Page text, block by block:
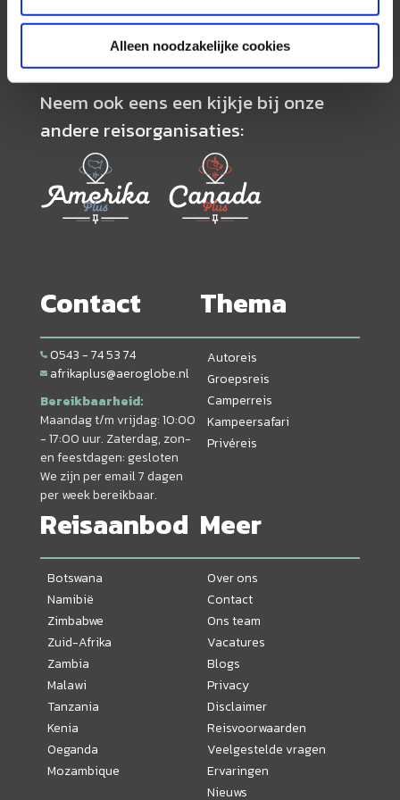
Alleen noodzakelijke cookies
volledig op maat worden samengesteld.
Neem ook eens een kijkje bij onze
andere reisorganisaties:
Contact
0543 - 74 53 74
afrikaplus@aeroglobe.nl
Bereikbaarheid:
Maandag t/m vrijdag: 10:00
- 17:00 uur. Zaterdag, zon-
en feestdagen: gesloten
We zijn per email 7 dagen
per week bereikbaar.
Thema
Autoreis
Groepsreis
Camperreis
Kampeersafari
Privéreis
Reisaanbod
Botswana
Namibië
Zimbabwe
Zuid-Afrika
Zambia
Malawi
Tanzania
Kenia
Oeganda
Mozambique
Meer
Over ons
Contact
Ons team
Vacatures
Blogs
Privacy
Disclaimer
Reisvoorwaarden
Veelgestelde vragen
Ervaringen
Nieuws